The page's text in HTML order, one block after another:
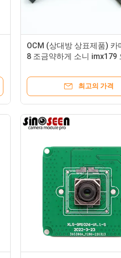
OCM (상대방 상표제품) 카
8 조금약하게 소니 imx179
최고의 가격